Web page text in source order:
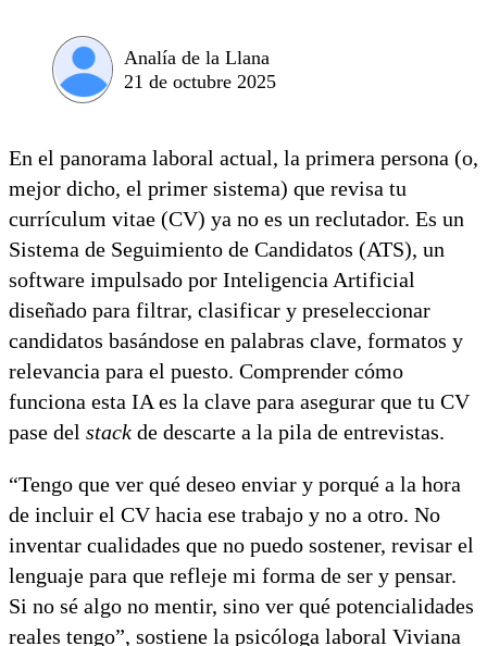
Analía de la Llana
21 de octubre 2025
En el panorama laboral actual, la primera persona (o,
mejor dicho, el primer sistema) que revisa tu
currículum vitae (CV) ya no es un reclutador. Es un
Sistema de Seguimiento de Candidatos (ATS), un
software impulsado por Inteligencia Artificial
diseñado para filtrar, clasificar y preseleccionar
candidatos basándose en palabras clave, formatos y
relevancia para el puesto. Comprender cómo
funciona esta IA es la clave para asegurar que tu CV
pase del stack de descarte a la pila de entrevistas.
“Tengo que ver qué deseo enviar y porqué a la hora
de incluir el CV hacia ese trabajo y no a otro. No
inventar cualidades que no puedo sostener, revisar el
lenguaje para que refleje mi forma de ser y pensar.
Si no sé algo no mentir, sino ver qué potencialidades
reales tengo”, sostiene la psicóloga laboral Viviana